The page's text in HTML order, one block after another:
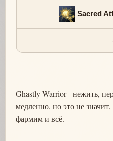
Sacred
Ghastly Warrior - нежить,
медленно, но это не
фармим и всё.